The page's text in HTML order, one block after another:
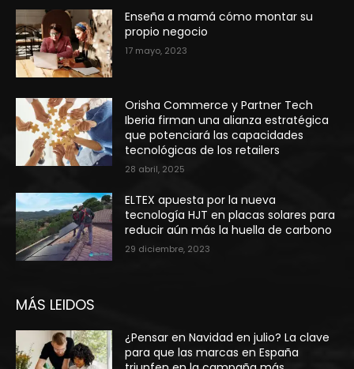
Enseña a mamá cómo montar su
propio negocio
17 mayo, 2023
Orisha Commerce y Partner Tech
Iberia firman una alianza estratégica
que potenciará las capacidades
tecnológicas de los retailers
28 abril, 2025
ELTEX apuesta por la nueva
tecnología HJT en placas solares para
reducir aún más la huella de carbono
29 diciembre, 2023
MÁS LEIDOS
¿Pensar en Navidad en julio? La clave
para que las marcas en España